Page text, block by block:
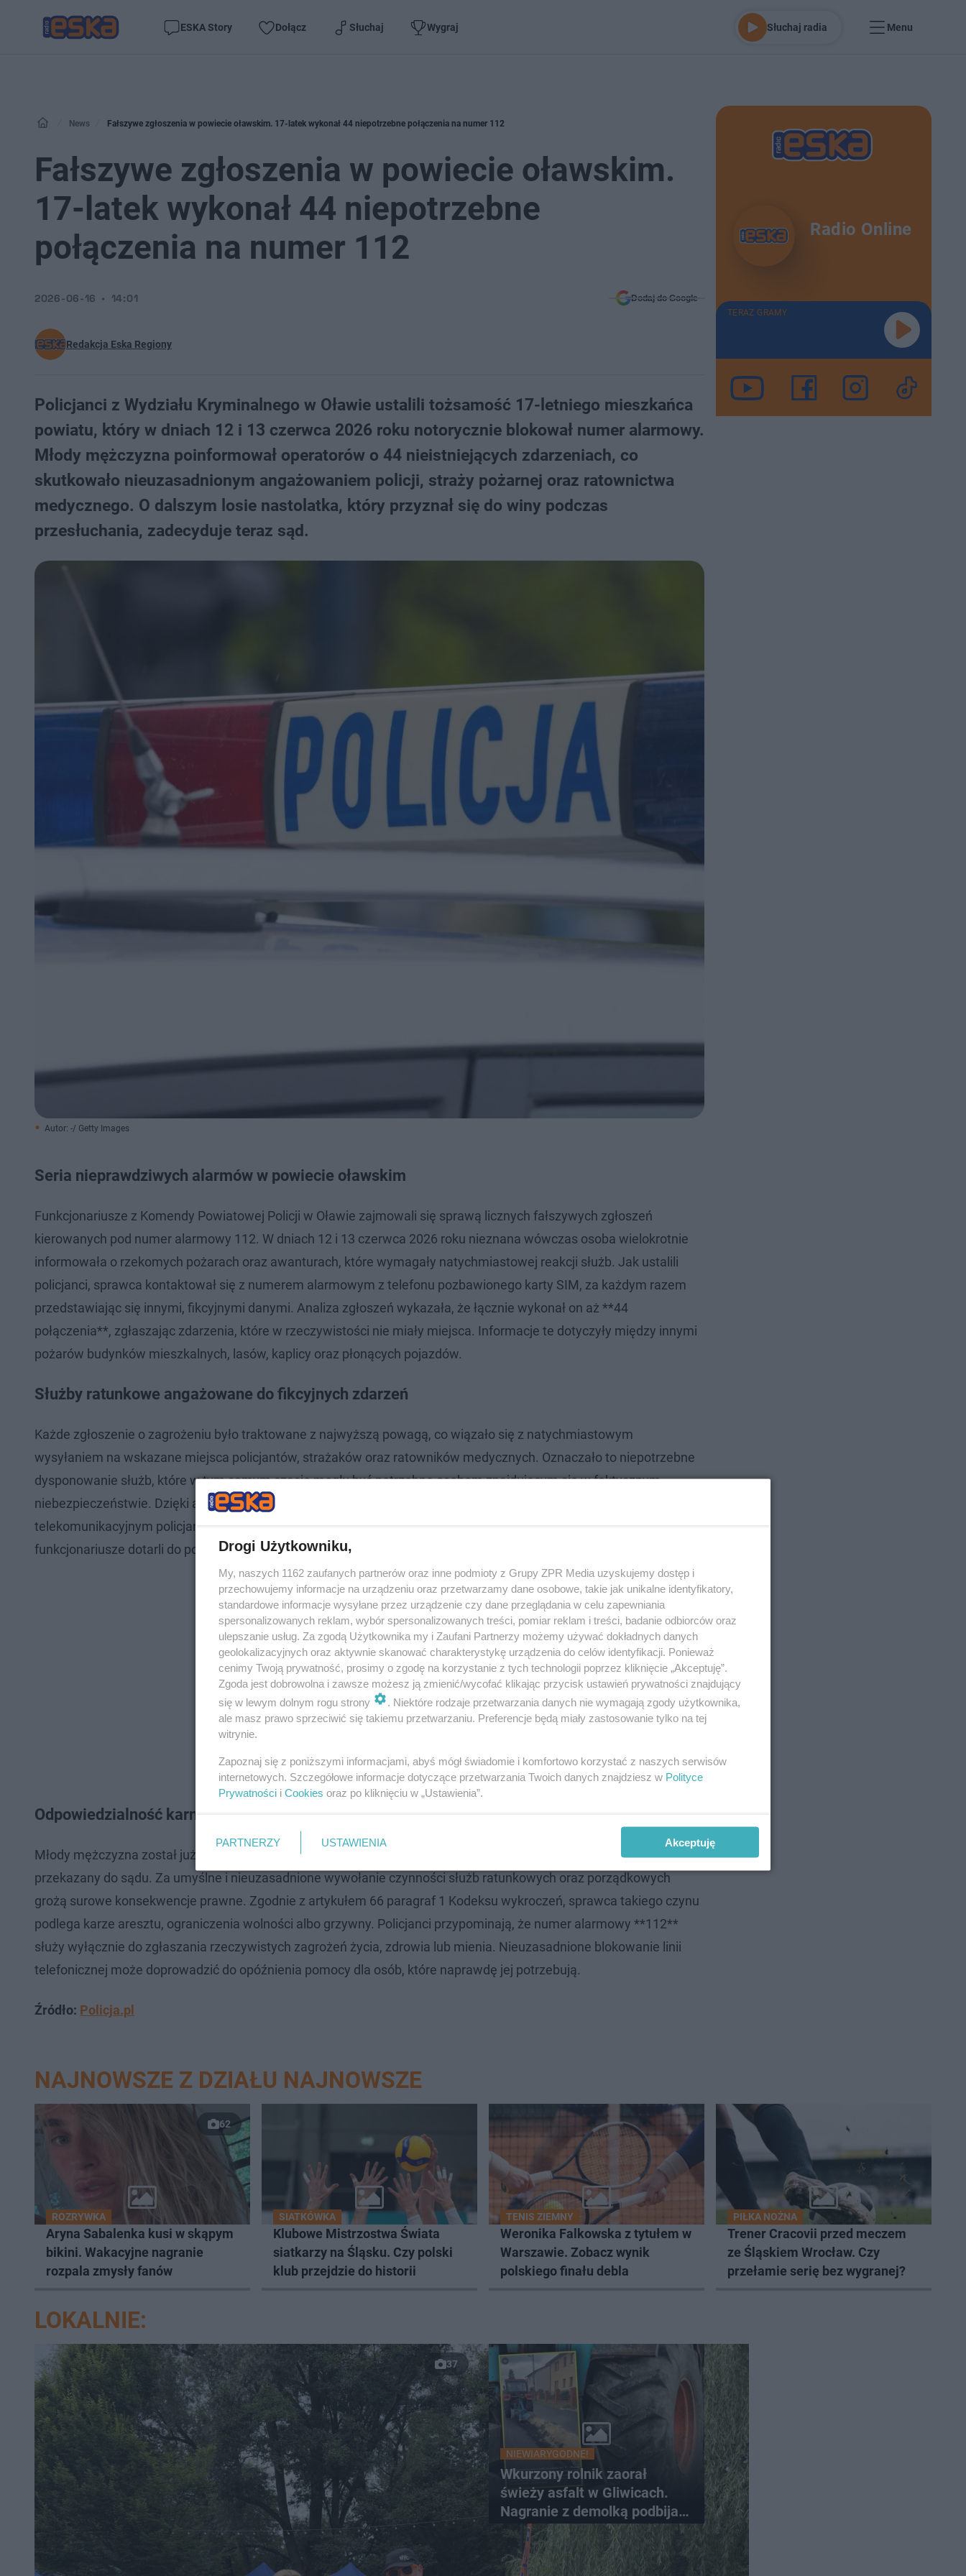
ESKA Story Dołącz Słuchaj Wygraj Słuchaj radia Menu
News Fałszywe zgłoszenia w powiecie oławskim. 17-latek wykonał 44 niepotrzebne połączenia na numer 112
Fałszywe zgłoszenia w powiecie oławskim.
17-latek wykonał 44 niepotrzebne
połączenia na numer 112
Redakcja Eska Regiony
2026-06-16 14:01 Dodaj do Google
Policjanci z Wydziału Kryminalnego w Oławie ustalili tożsamość 17-letniego mieszkańca
powiatu, który w dniach 12 i 13 czerwca 2026 roku notorycznie blokował numer alarmowy.
Młody mężczyzna poinformował operatorów o 44 nieistniejących zdarzeniach, co
skutkowało nieuzasadnionym angażowaniem policji, straży pożarnej oraz ratownictwa
medycznego. O dalszym losie nastolatka, który przyznał się do winy podczas
przesłuchania, zadecyduje teraz sąd.
Autor: -/ Getty Images
Seria nieprawdziwych alarmów w powiecie oławskim
Funkcjonariusze z Komendy Powiatowej Policji w Oławie zajmowali się sprawą licznych fałszywych zgłoszeń
kierowanych pod numer alarmowy 112. W dniach 12 i 13 czerwca 2026 roku nieznana wówczas osoba wielokrotnie
informowała o rzekomych pożarach oraz awanturach, które wymagały natychmiastowej reakcji służb. Jak ustalili
policjanci, sprawca kontaktował się z numerem alarmowym z telefonu pozbawionego karty SIM, za każdym razem
przedstawiając się innymi, fikcyjnymi danymi. Analiza zgłoszeń wykazała, że łącznie wykonał on aż **44
połączenia**, zgłaszając zdarzenia, które w rzeczywistości nie miały miejsca. Informacje te dotyczyły między innymi
pożarów budynków mieszkalnych, lasów, kaplicy oraz płonących pojazdów.
Służby ratunkowe angażowane do fikcyjnych zdarzeń
Każde zgłoszenie o zagrożeniu było traktowane z najwyższą powagą, co wiązało się z natychmiastowym
wysyłaniem na wskazane miejsca policjantów, strażaków oraz ratowników medycznych. Oznaczało to niepotrzebne
dysponowanie służb, które w tym samym czasie mogły być potrzebne osobom znajdującym się w faktycznym
niebezpieczeństwie. Dzięki analizie zabezpieczonych materiałów oraz przeprowadzonym ustaleniom
telekomunikacyjnym policjanci kryminalni zdołali wytypować sprawcę tych działań. Już 13 czerwca 2026 roku
funkcjonariusze dotarli do podejrzewanego, którym okazał się **17-letni mieszkaniec powiatu oławskiego**.
Odpowiedzialność karna za bezpodstawne wezwanie pomocy
Młody mężczyzna został już przesłuchany, a zgromadzony przez policję materiał dowodowy zostanie wkrótce
przekazany do sądu. Za umyślne i nieuzasadnione wywołanie czynności służb ratunkowych oraz porządkowych
grożą surowe konsekwencje prawne. Zgodnie z artykułem 66 paragraf 1 Kodeksu wykroczeń, sprawca takiego czynu
podlega karze aresztu, ograniczenia wolności albo grzywny. Policjanci przypominają, że numer alarmowy **112**
służy wyłącznie do zgłaszania rzeczywistych zagrożeń życia, zdrowia lub mienia. Nieuzasadnione blokowanie linii
telefonicznej może doprowadzić do opóźnienia pomocy dla osób, które naprawdę jej potrzebują.
Źródło: Policja.pl
Radio Online
TERAZ GRAMY
NAJNOWSZE Z DZIAŁU NAJNOWSZE
62
ROZRYWKA
Aryna Sabalenka kusi w skąpym
bikini. Wakacyjne nagranie
rozpala zmysły fanów
SIATKÓWKA
Klubowe Mistrzostwa Świata
siatkarzy na Śląsku. Czy polski
klub przejdzie do historii
TENIS ZIEMNY
Weronika Falkowska z tytułem w
Warszawie. Zobacz wynik
polskiego finału debla
PIŁKA NOŻNA
Trener Cracovii przed meczem
ze Śląskiem Wrocław. Czy
przełamie serię bez wygranej?
LOKALNIE:
37
NIEWIARYGODNE!
Wkurzony rolnik zaorał
świeży asfalt w Gliwicach.
Nagranie z demolką podbija
sieć
Drogi Użytkowniku,
My, naszych 1162 zaufanych partnerów oraz inne podmioty z Grupy ZPR Media uzyskujemy dostęp i
przechowujemy informacje na urządzeniu oraz przetwarzamy dane osobowe, takie jak unikalne identyfikatory,
standardowe informacje wysyłane przez urządzenie czy dane przeglądania w celu zapewniania
spersonalizowanych reklam, wybór spersonalizowanych treści, pomiar reklam i treści, badanie odbiorców oraz
ulepszanie usług. Za zgodą Użytkownika my i Zaufani Partnerzy możemy używać dokładnych danych
geolokalizacyjnych oraz aktywnie skanować charakterystykę urządzenia do celów identyfikacji. Ponieważ
cenimy Twoją prywatność, prosimy o zgodę na korzystanie z tych technologii poprzez kliknięcie „Akceptuję”.
Zgoda jest dobrowolna i zawsze możesz ją zmienić/wycofać klikając przycisk ustawień prywatności znajdujący
się w lewym dolnym rogu strony
. Niektóre rodzaje przetwarzania danych nie wymagają zgody użytkownika,
ale masz prawo sprzeciwić się takiemu przetwarzaniu. Preferencje będą miały zastosowanie tylko na tej
witrynie.
Zapoznaj się z poniższymi informacjami, abyś mógł świadomie i komfortowo korzystać z naszych serwisów
internetowych. Szczegółowe informacje dotyczące przetwarzania Twoich danych znajdziesz w Polityce
Prywatności i Cookies oraz po kliknięciu w „Ustawienia”.
PARTNERZY USTAWIENIA Akceptuję